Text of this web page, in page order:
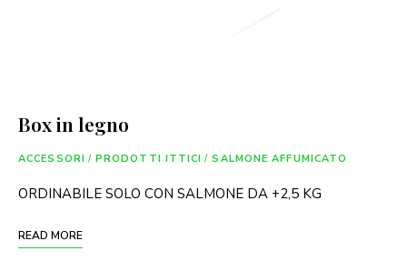
Box in legno
ACCESSORI / PRODOTTI ITTICI / SALMONE AFFUMICATO
ORDINABILE SOLO CON SALMONE DA +2,5 KG
READ MORE